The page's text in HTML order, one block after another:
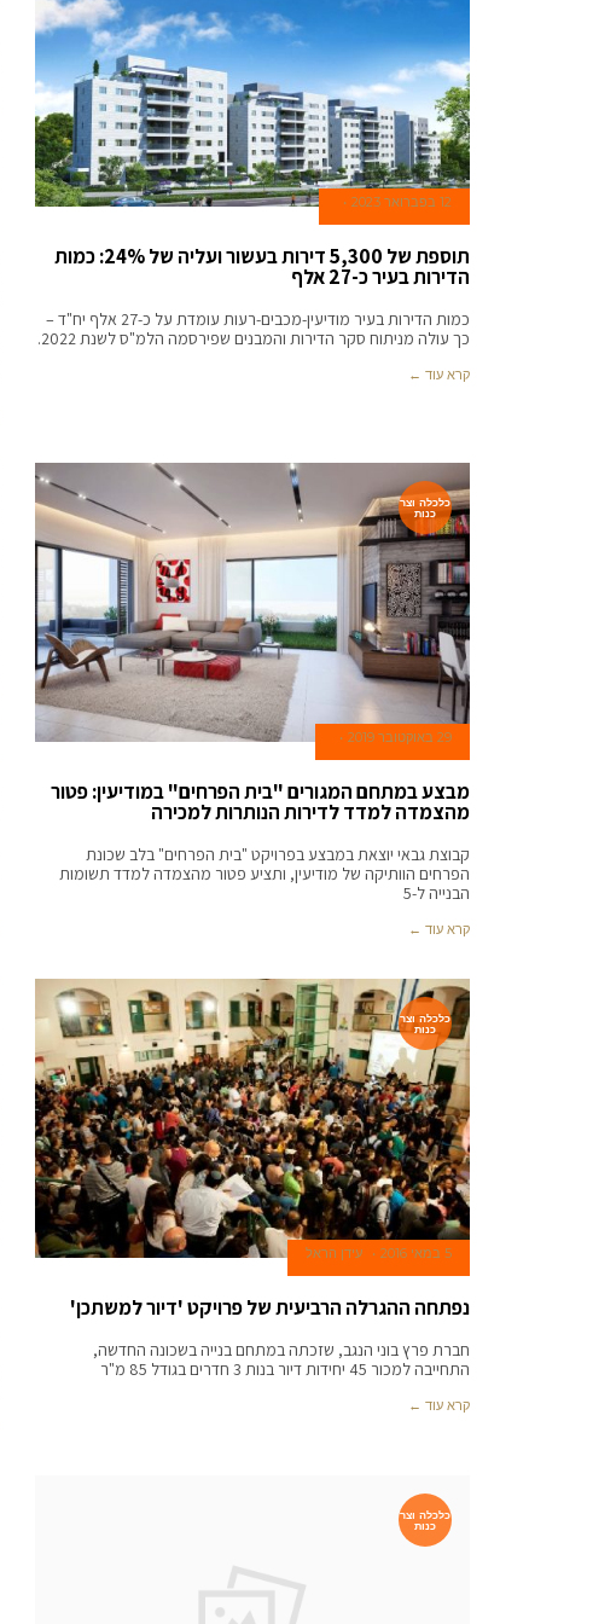
12 בפברואר 2023
תוספת של 5,300 דירות בעשור ועליה של 24%: כמות
הדירות בעיר כ-27 אלף
כמות הדירות בעיר מודיעין-מכבים-רעות עומדת על כ-27 אלף יח"ד –
כך עולה מניתוח סקר הדירות והמבנים שפירסמה הלמ"ס לשנת 2022.
קרא עוד ←
כלכלה וצר
כנות
29 באוקטובר 2019
מבצע במתחם המגורים "בית הפרחים" במודיעין: פטור
מהצמדה למדד לדירות הנותרות למכירה
קבוצת גבאי יוצאת במבצע בפרויקט "בית הפרחים" בלב שכונת
הפרחים הוותיקה של מודיעין, ותציע פטור מהצמדה למדד תשומות
הבנייה ל-5
קרא עוד ←
כלכלה וצר
כנות
5 במאי 2016 עידן הראל
נפתחה ההגרלה הרביעית של פרויקט 'דיור למשתכן'
חברת פרץ בוני הנגב, שזכתה במתחם בנייה בשכונה החדשה,
התחייבה למכור 45 יחידות דיור בנות 3 חדרים בגודל 85 מ"ר
קרא עוד ←
כלכלה וצר
כנות